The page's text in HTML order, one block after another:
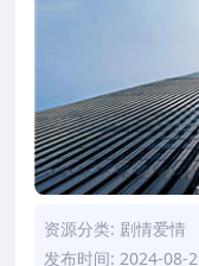
资源分类: 剧情爱情
发布时间: 2024-08-